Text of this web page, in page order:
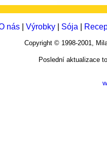
nás Výrobky Sója
Copyright © 1998-2001,
Poslední aktualizace